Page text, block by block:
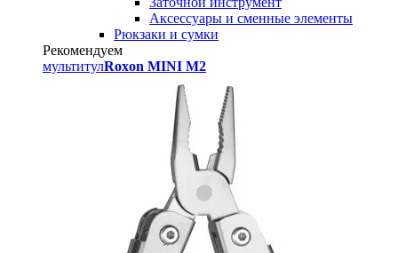
Аксессуары и сменные элементы
Рюкзаки и сумки
Рекомендуем
мультитулRoxon MINI M2